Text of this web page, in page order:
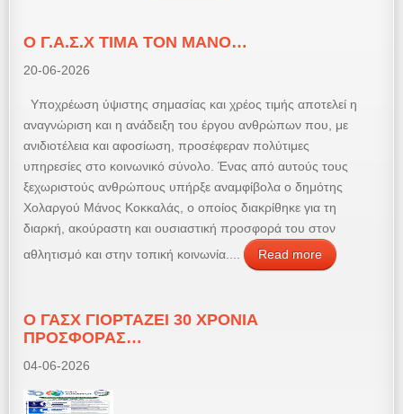
Ο Γ.Α.Σ.Χ ΤΙΜΑ ΤΟΝ ΜΑΝΟ…
20-06-2026
Υποχρέωση ύψιστης σημασίας και χρέος τιμής αποτελεί η
αναγνώριση και η ανάδειξη του έργου ανθρώπων που, με
ανιδιοτέλεια και αφοσίωση, προσέφεραν πολύτιμες
υπηρεσίες στο κοινωνικό σύνολο. Ένας από αυτούς τους
ξεχωριστούς ανθρώπους υπήρξε αναμφίβολα ο δημότης
Χολαργού Μάνος Κοκκαλάς, ο οποίος διακρίθηκε για τη
διαρκή, ακούραστη και ουσιαστική προσφορά του στον
αθλητισμό και στην τοπική κοινωνία....
Read more
Ο ΓΑΣΧ ΓΙΟΡΤΑΖΕΙ 30 ΧΡΟΝΙΑ
ΠΡΟΣΦΟΡΑΣ…
04-06-2026